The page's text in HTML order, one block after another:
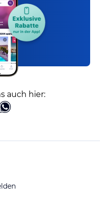
auch hier: